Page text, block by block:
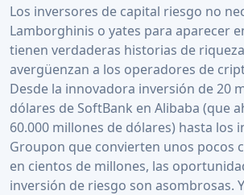
Los inversores de capital riesgo no
Lamborghinis o yates para aparecer
tienen verdaderas historias de
avergüenzan a los operadores de
Desde la innovadora inversión de 20
dólares de SoftBank en Alibaba (que
60.000 millones de dólares) hasta los
Groupon que convierten unos pocos
en cientos de millones, las
inversión de riesgo son asombrosas.